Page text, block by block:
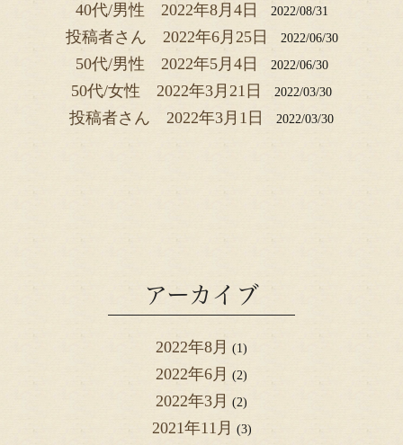
40代/男性 2022年8月4日 2022/08/31
投稿者さん 2022年6月25日 2022/06/30
50代/男性 2022年5月4日 2022/06/30
50代/女性 2022年3月21日 2022/03/30
投稿者さん 2022年3月1日 2022/03/30
アーカイブ
2022年8月 (1)
2022年6月 (2)
2022年3月 (2)
2021年11月 (3)